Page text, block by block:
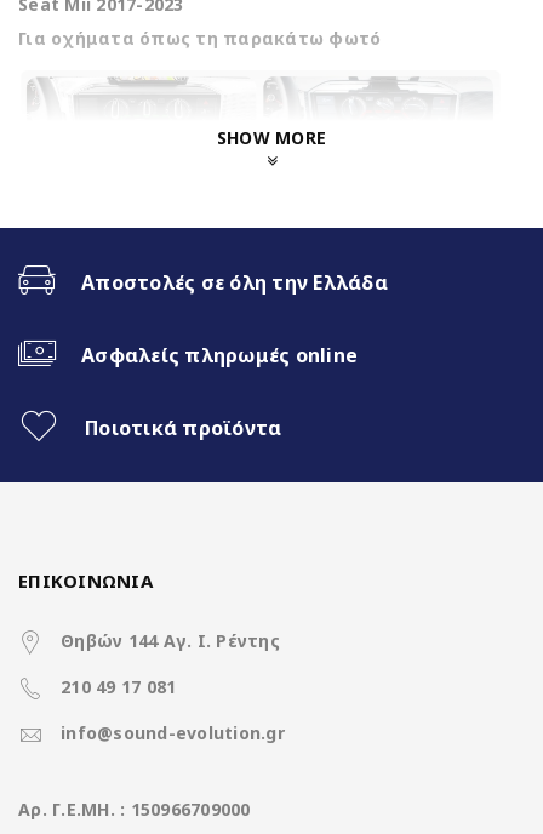
Για οχήματα όπως τη παρακάτω φωτό
Nakamichi Highlights
1280*720 HD Antireflection
Screen
4Core@1.51GHz | 4+64GB
Fast Boot 1 sec
Ασύρματο CarPlay & Ασύρματο
Android Auto
32Band EQ
SHOW MORE
Αποστολές σε όλη την Ελλάδα
Ασφαλείς πληρωμές online
Ποιοτικά προϊόντα
ΕΠΙΚΟΙΝΩΝΙΑ
Θηβών 144 Αγ. Ι. Ρέντης
210 49 17 081
info@sound-evolution.gr
Aρ. Γ.Ε.ΜΗ. : 150966709000